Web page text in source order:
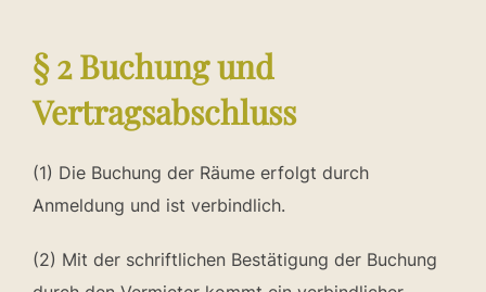
§ 2 Buchung und
Vertragsabschluss
(1) Die Buchung der Räume erfolgt durch
Anmeldung und ist verbindlich.
(2) Mit der schriftlichen Bestätigung der Buchung